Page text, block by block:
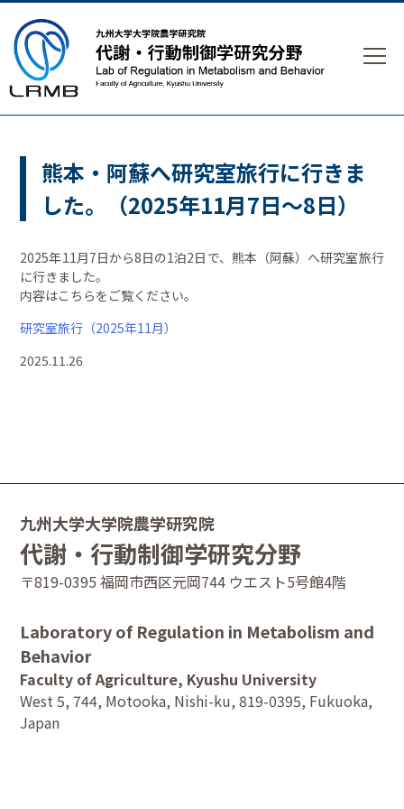
熊本・阿蘇へ研究室旅行に行きま
した。（2025年11月7日〜8日）
2025年11月7日から8日の1泊2日で、熊本（阿蘇）へ研究室旅行
に行きました。
内容はこちらをご覧ください。
研究室旅行（2025年11月）
2025.11.26
九州大学大学院農学研究院
代謝・行動制御学研究分野
〒819-0395 福岡市西区元岡744 ウエスト5号館4階
Laboratory of Regulation in Metabolism and
Behavior
Faculty of Agriculture, Kyushu University
West 5, 744, Motooka, Nishi-ku, 819-0395, Fukuoka,
Japan